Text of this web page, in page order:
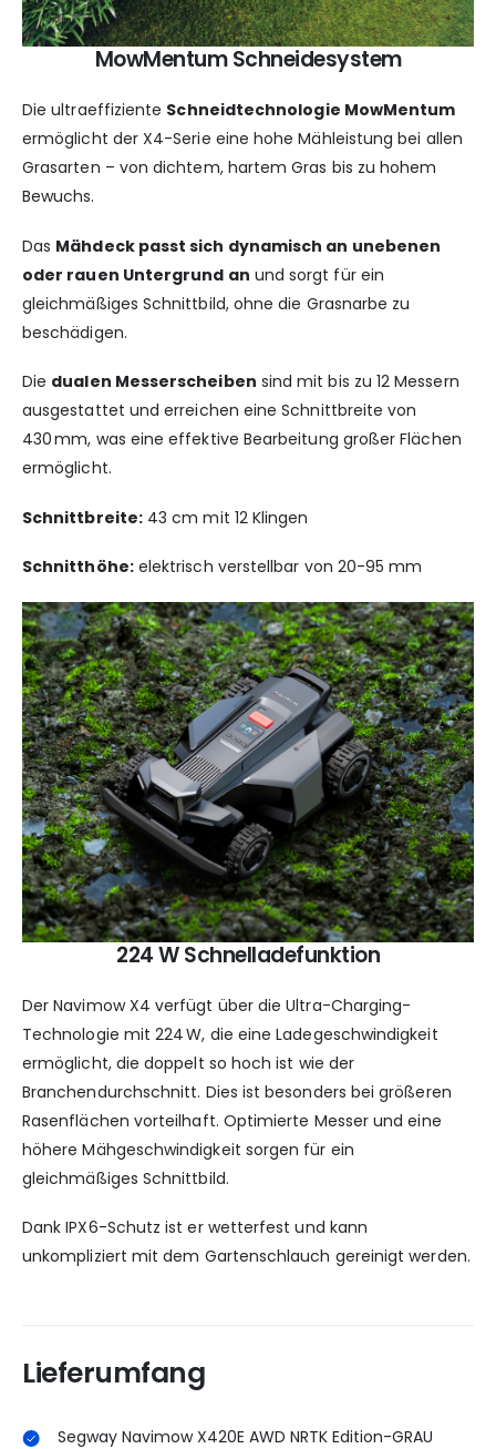
MowMentum Schneidesystem
Die ultraeffiziente Schneidtechnologie MowMentum
ermöglicht der X4-Serie eine hohe Mähleistung bei allen
Grasarten – von dichtem, hartem Gras bis zu hohem
Bewuchs.
Das Mähdeck passt sich dynamisch an unebenen
oder rauen Untergrund an und sorgt für ein
gleichmäßiges Schnittbild, ohne die Grasnarbe zu
beschädigen.
Die dualen Messerscheiben sind mit bis zu 12 Messern
ausgestattet und erreichen eine Schnittbreite von
430 mm, was eine effektive Bearbeitung großer Flächen
ermöglicht.
Schnittbreite:43 cm mit 12 Klingen
Schnitthöhe:elektrisch verstellbar von 20-95 mm
224 W Schnelladefunktion
Der Navimow X4 verfügt über die Ultra-Charging-
Technologie mit 224 W, die eine Ladegeschwindigkeit
ermöglicht, die doppelt so hoch ist wie der
Branchendurchschnitt. Dies ist besonders bei größeren
Rasenflächen vorteilhaft. Optimierte Messer und eine
höhere Mähgeschwindigkeit sorgen für ein
gleichmäßiges Schnittbild.
Dank IPX6-Schutz ist er wetterfest und kann
unkompliziert mit dem Gartenschlauch gereinigt werden.
Lieferumfang
Segway Navimow X420E AWD NRTK Edition-GRAU